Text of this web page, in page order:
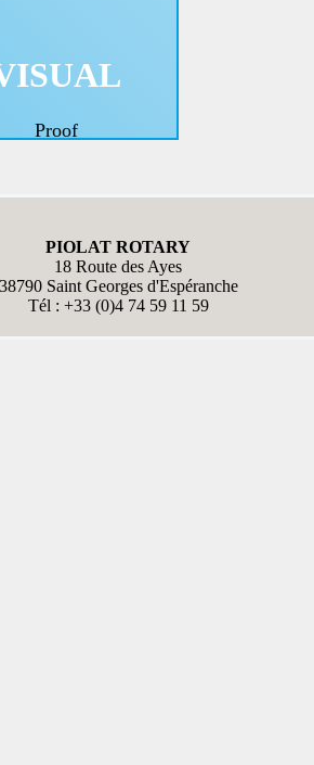
Proof
FORMS
PIOLAT ROTARY
18 Route des Ayes
38790 Saint Georges d'Espéranche
Tél : +33 (0)4 74 59 11 59